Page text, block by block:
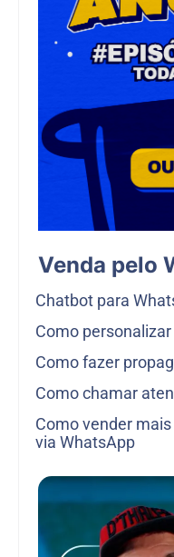
Venda pelo
Chatbot para
Como
Como fazer
Como chamar
Como vender
via WhatsApp